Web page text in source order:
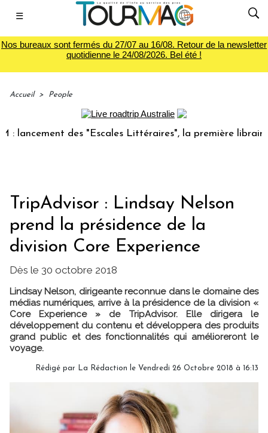
☰
Nos bureaux sont fermés du 27/07 au 16/08. Retour de la newsletter
quotidienne le 24/08/2026. Bel été !
Accueil > People
des "Escales Littéraires", la première librairie du
TripAdvisor : Lindsay Nelson
prend la présidence de la
division Core Experience
Dès le 30 octobre 2018
Lindsay Nelson, dirigeante reconnue dans le domaine des
médias numériques, arrive à la présidence de la division «
Core Experience » de TripAdvisor. Elle dirigera le
développement du contenu et développera des produits
grand public et des fonctionnalités qui amélioreront le
voyage.
Rédigé par La Rédaction le Vendredi 26 Octobre 2018 à 16:13